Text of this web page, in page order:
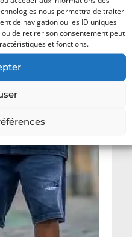
nous permettra de traiter
de navigation ou les ID uniques
de retirer son consentement peut
et fonctions.